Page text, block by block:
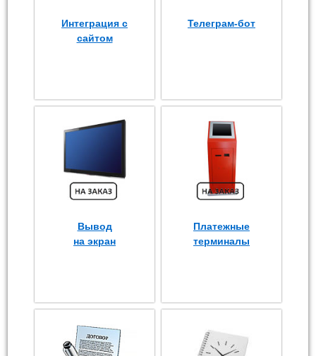
Интеграция с
сайтом
Телеграм-бот
Вывод
на экран
Платежные
терминалы